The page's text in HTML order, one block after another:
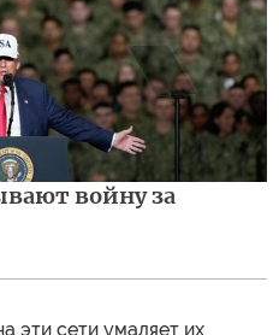
войну за
эти сети умаляет их